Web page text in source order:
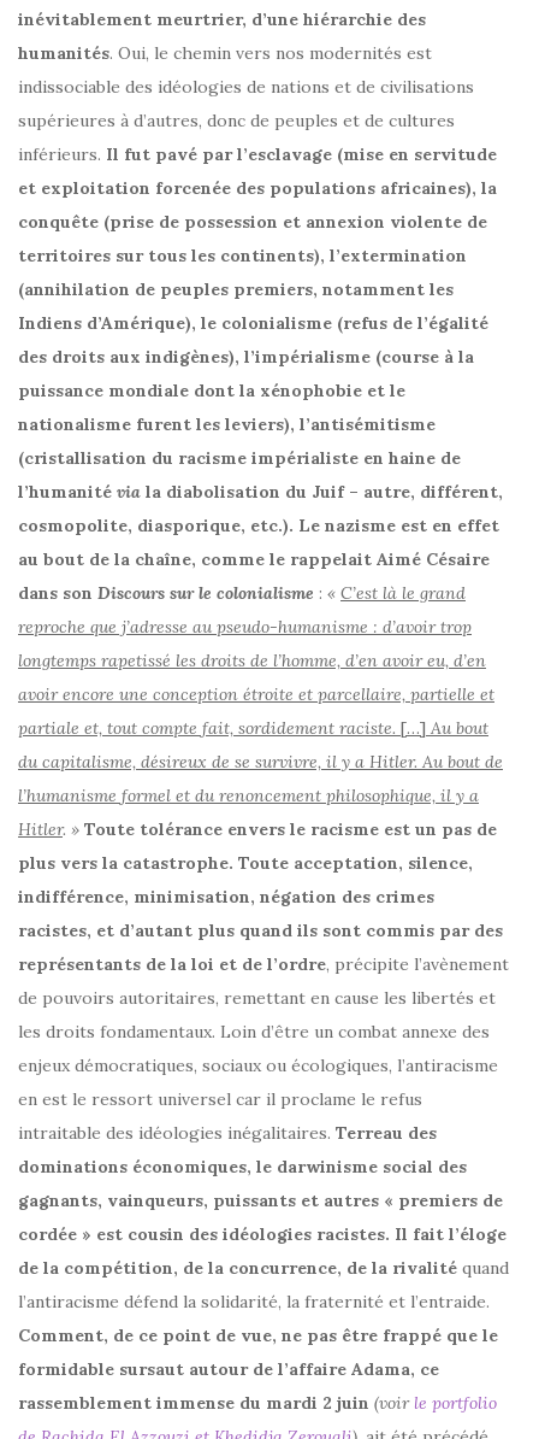
inévitablement meurtrier, d’une hiérarchie des
humanités. Oui, le chemin vers nos modernités est
indissociable des idéologies de nations et de civilisations
supérieures à d’autres, donc de peuples et de cultures
inférieurs. Il fut pavé par l’esclavage (mise en servitude
et exploitation forcenée des populations africaines), la
conquête (prise de possession et annexion violente de
territoires sur tous les continents), l’extermination
(annihilation de peuples premiers, notamment les
Indiens d’Amérique), le colonialisme (refus de l’égalité
des droits aux indigènes), l’impérialisme (course à la
puissance mondiale dont la xénophobie et le
nationalisme furent les leviers), l’antisémitisme
(cristallisation du racisme impérialiste en haine de
l’humanité via la diabolisation du Juif – autre, différent,
cosmopolite, diasporique, etc.). Le nazisme est en effet
au bout de la chaîne, comme le rappelait Aimé Césaire
dans son Discours sur le colonialisme : « C’est là le grand
reproche que j’adresse au pseudo-humanisme : d’avoir trop
longtemps rapetissé les droits de l’homme, d’en avoir eu, d’en
avoir encore une conception étroite et parcellaire, partielle et
partiale et, tout compte fait, sordidement raciste. […] Au bout
du capitalisme, désireux de se survivre, il y a Hitler. Au bout de
l’humanisme formel et du renoncement philosophique, il y a
Hitler. » Toute tolérance envers le racisme est un pas de
plus vers la catastrophe. Toute acceptation, silence,
indifférence, minimisation, négation des crimes
racistes, et d’autant plus quand ils sont commis par des
représentants de la loi et de l’ordre, précipite l’avènement
de pouvoirs autoritaires, remettant en cause les libertés et
les droits fondamentaux. Loin d’être un combat annexe des
enjeux démocratiques, sociaux ou écologiques, l’antiracisme
en est le ressort universel car il proclame le refus
intraitable des idéologies inégalitaires. Terreau des
dominations économiques, le darwinisme social des
gagnants, vainqueurs, puissants et autres « premiers de
cordée » est cousin des idéologies racistes. Il fait l’éloge
de la compétition, de la concurrence, de la rivalité quand
l’antiracisme défend la solidarité, la fraternité et l’entraide.
Comment, de ce point de vue, ne pas être frappé que le
formidable sursaut autour de l’affaire Adama, ce
rassemblement immense du mardi 2 juin (voir le portfolio